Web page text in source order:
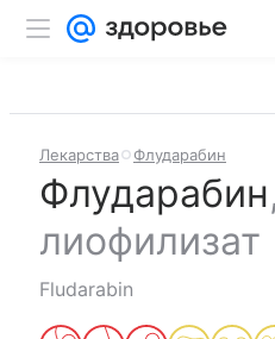
Лекарства Флударабин
Флударабин
лиофилизат
Fludarabin